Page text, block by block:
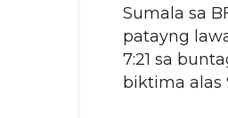
Sumala sa
patayng
7:21 sa
biktima alas